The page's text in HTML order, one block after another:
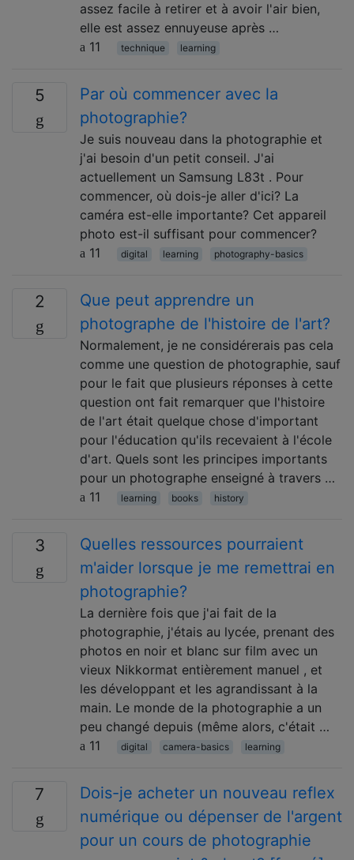
assez facile à retirer et à avoir l'air bien,
elle est assez ennuyeuse après …
11
technique learning
5
Par où commencer avec la
photographie?
Je suis nouveau dans la photographie et
j'ai besoin d'un petit conseil. J'ai
actuellement un Samsung L83t . Pour
commencer, où dois-je aller d'ici? La
caméra est-elle importante? Cet appareil
photo est-il suffisant pour commencer?
11
digital learning photography-basics
2
Que peut apprendre un
photographe de l'histoire de l'art?
Normalement, je ne considérerais pas cela
comme une question de photographie, sauf
pour le fait que plusieurs réponses à cette
question ont fait remarquer que l'histoire
de l'art était quelque chose d'important
pour l'éducation qu'ils recevaient à l'école
d'art. Quels sont les principes importants
pour un photographe enseigné à travers …
11
learning books history
3
Quelles ressources pourraient
m'aider lorsque je me remettrai en
photographie?
La dernière fois que j'ai fait de la
photographie, j'étais au lycée, prenant des
photos en noir et blanc sur film avec un
vieux Nikkormat entièrement manuel , et
les développant et les agrandissant à la
main. Le monde de la photographie a un
peu changé depuis (même alors, c'était …
11
digital camera-basics learning
7
Dois-je acheter un nouveau reflex
numérique ou dépenser de l'argent
pour un cours de photographie